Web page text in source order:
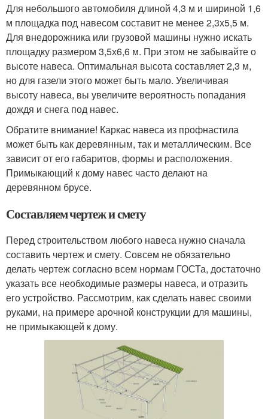
Для небольшого автомобиля длиной 4,3 м и шириной 1,6
м площадка под навесом составит не менее 2,3х5,5 м.
Для внедорожника или грузовой машины нужно искать
площадку размером 3,5х6,6 м. При этом не забывайте о
высоте навеса. Оптимальная высота составляет 2,3 м,
но для газели этого может быть мало. Увеличивая
высоту навеса, вы увеличите вероятность попадания
дождя и снега под навес.
Обратите внимание! Каркас навеса из профнастила
может быть как деревянным, так и металлическим. Все
зависит от его габаритов, формы и расположения.
Примыкающий к дому навес часто делают на
деревянном брусе.
Составляем чертеж и смету
Перед строительством любого навеса нужно сначала
составить чертеж и смету. Совсем не обязательно
делать чертеж согласно всем нормам ГОСТа, достаточно
указать все необходимые размеры навеса, и отразить
его устройство. Рассмотрим, как сделать навес своими
руками, на примере арочной конструкции для машины,
не примыкающей к дому.